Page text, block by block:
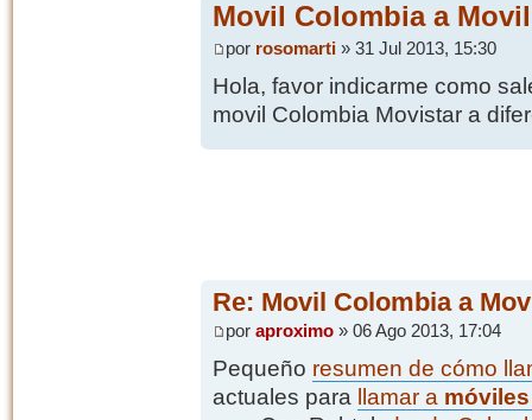
Movil Colombia a
por rosomarti» 31 Jul 2013, 15:30
Hola, favor indicarme como
movil Colombia Movistar a
Re: Movil Colombia a
por aproximo» 06 Ago 2013, 17:04
Pequeño resumen de cómo
actuales para
llamar a móviles